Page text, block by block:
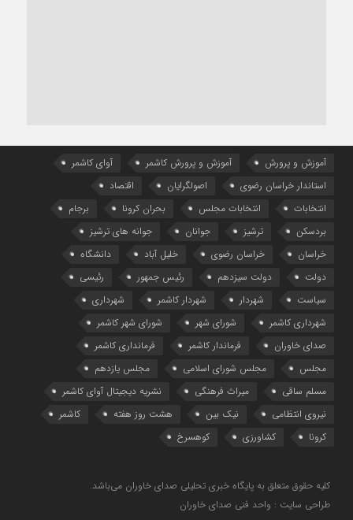
آموزش و پرورش آموزش و پرورش کاشمر
آوای کاشمر
استاندار خراسان رضوی
اصولگرایان
اقتصاد
انتخابات
انتخابات مجلس بحران کرونا
برجام
بردسکن
ترشیز جوانان
جوانه های ترشیز
خراسان
خراسان رضوی خلیل آباد
دانشگاه
دولت
دولت سیزدهم رئیس جمهور
رئیسی
سیاست
شهردار شهردار کاشمر
شهرداری
شهرداری کاشمر
شورای شهر
شورای شهر کاشمر
صدای خاوران
فرماندار کاشمر
فرمانداری کاشمر
مجلس
مجلس شورای اسلامی
مجلس یازدهم
مسلم ساقی
میراث فرهنگی
نشریه دیجیتال آوای کاشمر
نیروی انتظامی
نیک بین هشت روز هفته
کاشمر
کرونا
کشاورزی کوهسرخ
کلیه حقوق متعلق به پایگاه خبری تحلیلی صدای خاوران می‌باشد.
طراحی سایت : واحد فنی صدای خاوران